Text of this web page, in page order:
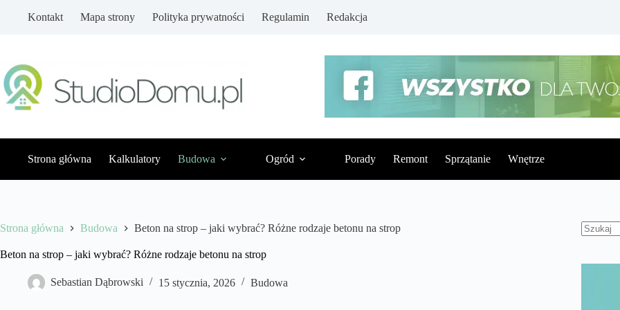
Kontakt Mapa strony Polityka prywatności Regulamin Redakcja
Strona główna Kalkulatory Budowa Ogród Porady Remont Sprzątanie Wnętrze
Strona główna Budowa Beton na strop – jaki wybrać? Różne rodzaje betonu na strop
Beton na strop – jaki wybrać? Różne rodzaje betonu na strop
Sebastian Dąbrowski 15 stycznia, 2026 Budowa